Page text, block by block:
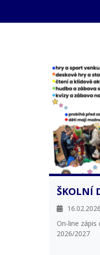
ŠKOLNÍ
16.02.2026
On-line zápis
2026/2027